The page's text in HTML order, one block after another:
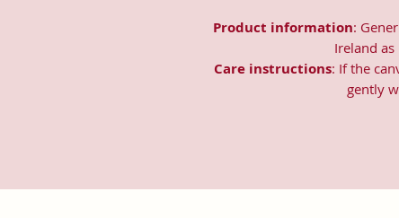
Product information:
Ireland
Care instructions: If the
gently